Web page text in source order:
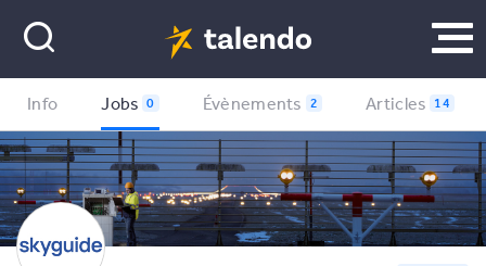
Info Jobs 0 Évènements 2 Articles 14